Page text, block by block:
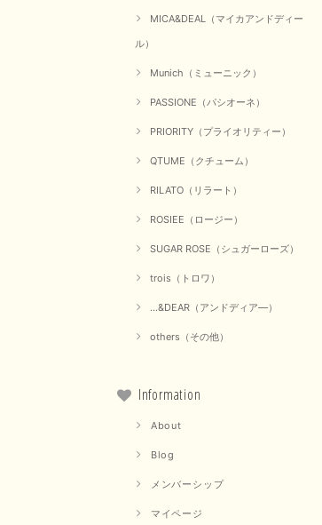
MICA&DEAL（マイカアンドディー
ル）
Munich（ミューニック）
PASSIONE（パシオーネ）
PRIORITY（プライオリティー）
QTUME（クチューム）
RILATO（リラート）
ROSIEE（ロージー）
SUGAR ROSE（シュガーローズ）
trois（トロワ）
...&DEAR（アンドディア―）
others（その他）
Information
About
Blog
メンバーシップ
マイページ